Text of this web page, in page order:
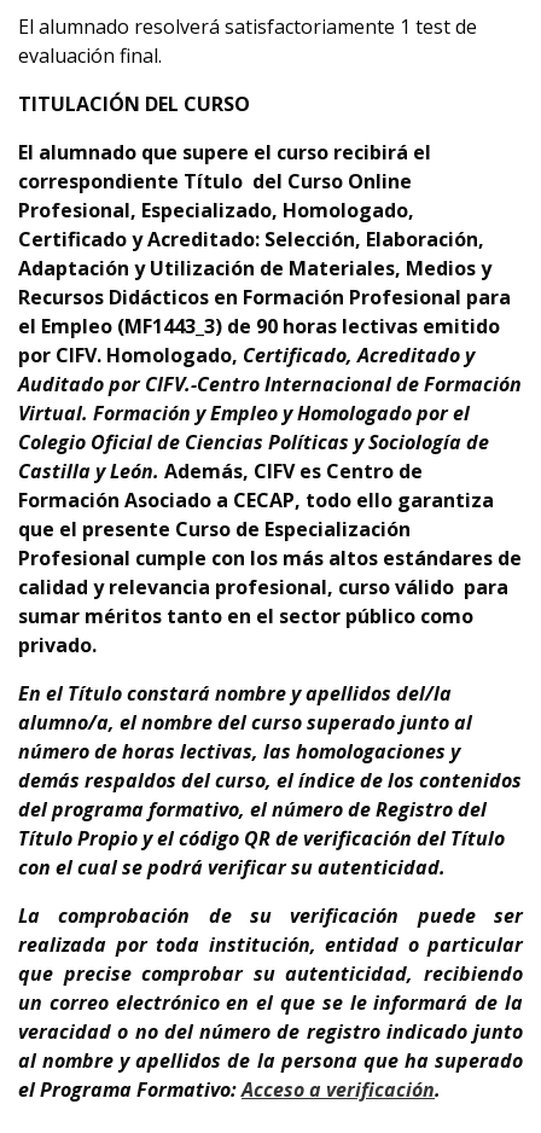
El alumnado resolverá satisfactoriamente 1 test de
evaluación final.
TITULACIÓN DEL CURSO
El alumnado que supere el curso recibirá el
correspondiente Título del Curso Online
Profesional, Especializado, Homologado,
Certificado y Acreditado: Selección, Elaboración,
Adaptación y Utilización de Materiales, Medios y
Recursos Didácticos en Formación Profesional para
el Empleo (MF1443_3) de 90 horas lectivas emitido
por CIFV. Homologado, Certificado, Acreditado y
Auditado por CIFV.-Centro Internacional de Formación
Virtual. Formación y Empleoy Homologado por el
Colegio Oficial de Ciencias Políticas y Sociología de
Castilla y León. Además, CIFV es Centro de
Formación Asociado a CECAP, todo ello garantiza
que el presente Curso de Especialización
Profesional cumple con los más altos estándares de
calidad y relevancia profesional, cursoválido para
sumar méritos tanto en el sector público como
privado.
En el Título constará nombre y apellidos del/la
alumno/a, el nombre del curso superado junto al
número de horas lectivas, las homologaciones y
demás respaldos del curso, el índice de los contenidos
del programa formativo, el número de Registro del
Título Propio y el código QR de verificación del Título
con el cual se podrá verificar su autenticidad.
La comprobación de su verificación puede ser
realizada por toda institución, entidad o particular
que precise comprobar su autenticidad, recibiendo
un correo electrónico en el que se le informará de la
veracidad o no del número de registro indicado junto
al nombre y apellidos de la persona que ha superado
el Programa Formativo:Acceso a verificación.